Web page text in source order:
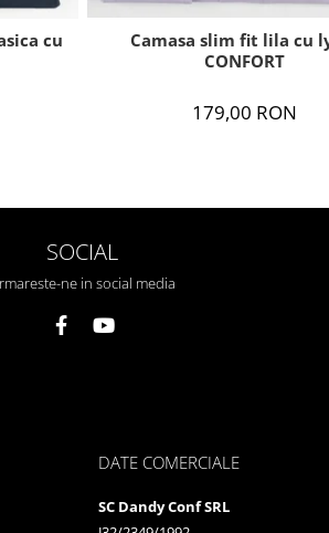
cu
Camasa slim fit lila cu
CONFORT
179,00 RON
SOCIAL
ne in social media
DATE COMERCIALE
SC Dandy Conf SRL